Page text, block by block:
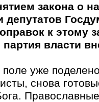
закона о
депутатов
к этому
партия власти
поле уже
снова